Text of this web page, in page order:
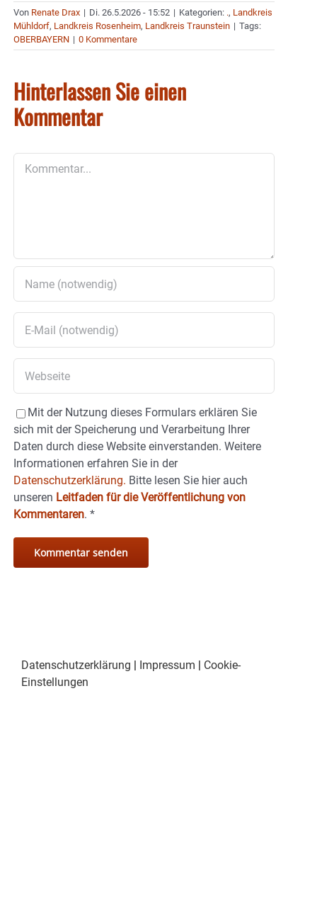
Von Renate Drax | Di. 26.5.2026 - 15:52 | Kategorien: ., Landkreis
Mühldorf, Landkreis Rosenheim, Landkreis Traunstein | Tags:
OBERBAYERN | 0 Kommentare
Hinterlassen Sie einen
Kommentar
Mit der Nutzung dieses Formulars erklären Sie
sich mit der Speicherung und Verarbeitung Ihrer
Daten durch diese Website einverstanden. Weitere
Informationen erfahren Sie in der
Datenschutzerklärung. Bitte lesen Sie hier auch
unseren Leitfaden für die Veröffentlichung von
Kommentaren. *
Datenschutzerklärung Impressum
Cookie-
Einstellungen